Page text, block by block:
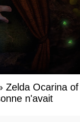
Zelda Ocarina of
n'avait